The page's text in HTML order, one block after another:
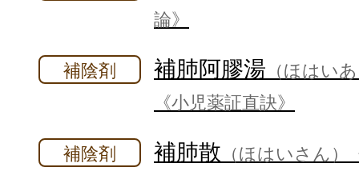
論》
補陰剤 補肺阿膠湯 （ほはい
《小児薬証直訣》
補陰剤 補肺散 （ほはいさん）